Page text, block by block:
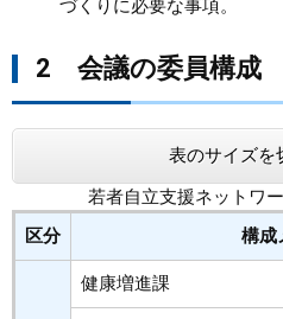
づくりに必要な事項。
2 会議の委員構成
表のサイズを
若者自立支援ネットワ
区分
構成
健康増進課